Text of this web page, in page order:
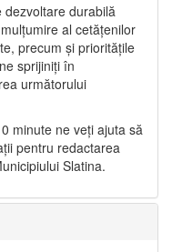
durabilă
al cetățenilor
precum și prioritățile
sprijiniți în
următorului
minute ne veți ajuta să
pentru redactarea
Slatina.